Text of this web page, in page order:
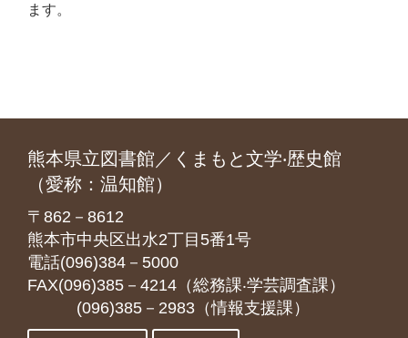
ます。
熊本県立図書館／くまもと文学‧歴史館
（愛称：温知館）
〒862－8612
熊本市中央区出水2丁目5番1号
電話(096)384－5000
FAX(096)385－4214（総務課‧学芸調査課）
(096)385－2983（情報支援課）